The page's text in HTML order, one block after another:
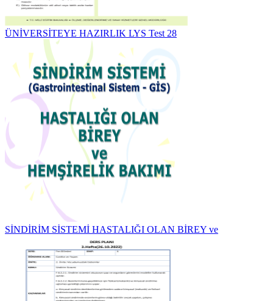
ÜNİVERSİTEYE HAZIRLIK LYS Test 28
SİNDİRİM SİSTEMİ HASTALIĞI OLAN BİREY ve